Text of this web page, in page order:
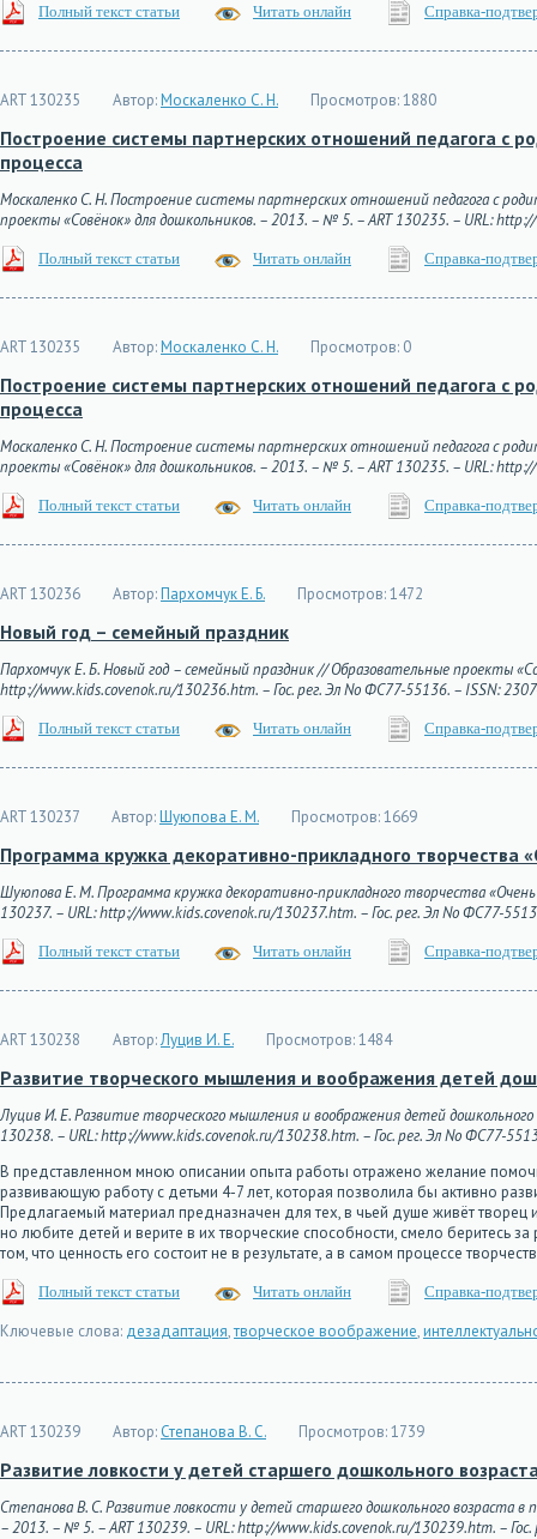
Полный текст статьи Читать онлайн Справка-
ART 130235 Автор:Москаленко С. Н. Просмотров:1880
Построение системы партнерских отношений педагога с
процесса
Москаленко С. Н. Построение системы партнерских отношений педагога с
проекты «Совёнок» для дошкольников. – 2013. – № 5. – ART 130235. – URL:
Полный текст статьи Читать онлайн Справка-
ART 130235 Автор:Москаленко С. Н. Просмотров: 0
Построение системы партнерских отношений педагога с
процесса
Москаленко С. Н. Построение системы партнерских отношений педагога с
проекты «Совёнок» для дошкольников. – 2013. – № 5. – ART 130235. – URL:
Полный текст статьи Читать онлайн Справка-
ART 130236 Автор:Пархомчук Е. Б. Просмотров:1472
Новый год – семейный праздник
Пархомчук Е. Б. Новый год – семейный праздник // Образовательные проекты
http://www.kids.covenok.ru/130236.htm. – Гос. рег. Эл No ФС77-55136. – ISSN:
Полный текст статьи Читать онлайн Справка-
ART 130237 Автор:Шуюпова Е. М. Просмотров:1669
Программа кружка декоративно-прикладного творчества
Шуюпова Е. М. Программа кружка декоративно-прикладного творчества
130237. – URL: http://www.kids.covenok.ru/130237.htm. – Гос. рег. Эл No ФС77-
Полный текст статьи Читать онлайн Справка-
ART 130238 Автор:Луцив И. Е. Просмотров:1484
Развитие творческого мышления и воображения детей
Луцив И. Е. Развитие творческого мышления и воображения детей
130238. – URL: http://www.kids.covenok.ru/130238.htm. – Гос. рег. Эл No ФС77-
В представленном мною описании опыта работы отражено желание
развивающую работу с детьми 4-7 лет, которая позволила бы активно
Предлагаемый материал предназначен для тех, в чьей душе живёт
но любите детей и верите в их творческие способности, смело беритесь
том, что ценность его состоит не в результате, а в самом процессе
Полный текст статьи Читать онлайн Справка-
Ключевые слова: дезадаптация,творческое воображение,
ART 130239 Автор: Степанова В. С. Просмотров:1739
Развитие ловкости у детей старшего дошкольного
Степанова В. С. Развитие ловкости у детей старшего дошкольного возраста
– 2013. – № 5. – ART 130239. – URL: http://www.kids.covenok.ru/130239.htm. –